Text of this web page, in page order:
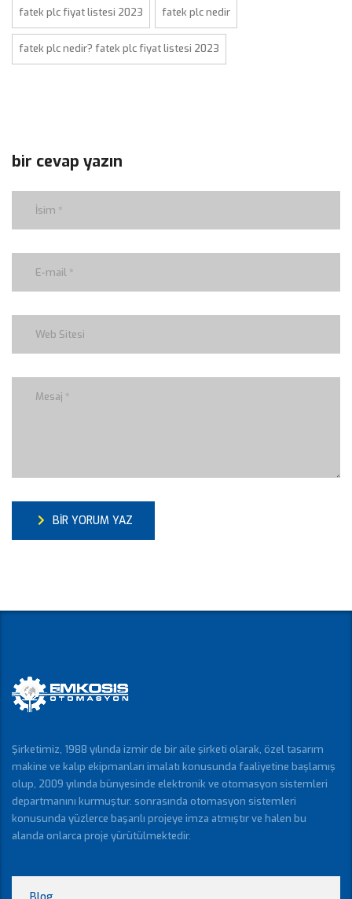
fatek plc fiyat listesi 2023 fatek plc nedir
fatek plc nedir? fatek plc fiyat listesi 2023
bir cevap yazın
BIR YORUM YAZ
Şirketimiz, 1988 yılında izmir de bir aile şirketi olarak, özel tasarım
makine ve kalıp ekipmanları imalatı konusunda faaliyetine başlamış
olup, 2009 yılında bünyesinde elektronik ve otomasyon sistemleri
departmanını kurmuştur. sonrasında otomasyon sistemleri
konusunda yüzlerce başarılı projeye imza atmıştır ve halen bu
alanda onlarca proje yürütülmektedir.